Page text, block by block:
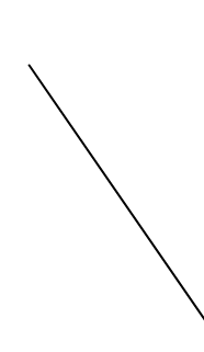
The chart has 1 X axis
The chart has 1 Y axis